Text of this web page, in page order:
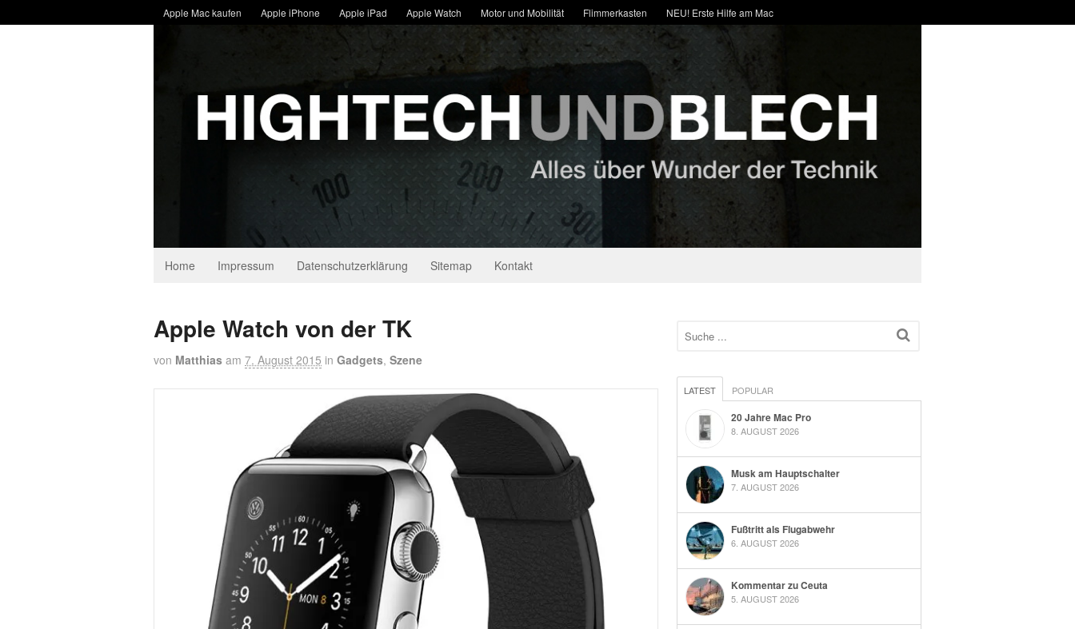
Apple Mac kaufen Apple iPhone Apple iPad Apple Watch Motor und Mobilität Flimmerkasten NEU! Erste Hilfe am Mac
Home Impressum Datenschutzerklärung Sitemap Kontakt
Apple Watch von der TK
von Matthias am 7. August 2015 in Gadgets, Szene
LATEST POPULAR
20 Jahre Mac Pro
8. AUGUST 2026
Musk am Hauptschalter
7. AUGUST 2026
Fußtritt als Flugabwehr
6. AUGUST 2026
Kommentar zu Ceuta
5. AUGUST 2026